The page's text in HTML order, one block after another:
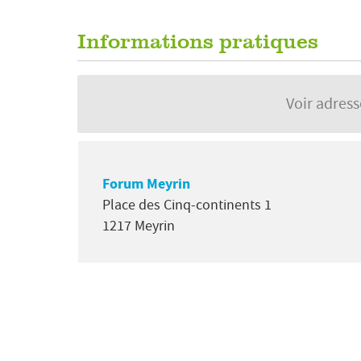
Informations pratiques
Voir
Forum Meyrin
Place des Cinq-continents 1
1217 Meyrin